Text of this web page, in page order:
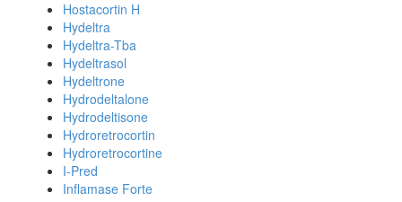
Hostacortin H
Hydeltra
Hydeltra-Tba
Hydeltrasol
Hydeltrone
Hydrodeltalone
Hydrodeltisone
Hydroretrocortin
Hydroretrocortine
I-Pred
Inflamase Forte